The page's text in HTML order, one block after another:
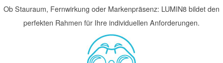
Ob Stauraum, Fernwirkung oder Markenpräsenz: LUMIN8 bildet den
perfekten Rahmen für Ihre individuellen Anforderungen.